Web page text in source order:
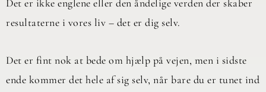
Det er ikke englene eller den åndelige verden der skaber
resultaterne i vores liv – det er dig selv.
Det er fint nok at bede om hjælp på vejen, men i sidste
ende kommer det hele af sig selv, når bare du er tunet ind